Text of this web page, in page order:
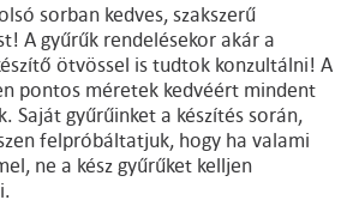
sorban kedves, szakszerű
A gyűrűk rendelésekor akár a
ötvössel is tudtok konzultálni! A
pontos méretek kedvéért mindent
Saját gyűrűinket a készítés során,
felpróbáltatjuk, hogy ha valami
ne a kész gyűrűket kelljen